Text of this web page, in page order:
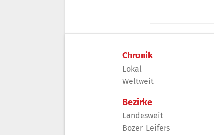
Chronik
Lokal
Weltweit
Bezirke
Landesweit
Bozen Leifers